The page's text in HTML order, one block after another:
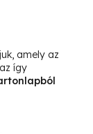
amely az
így